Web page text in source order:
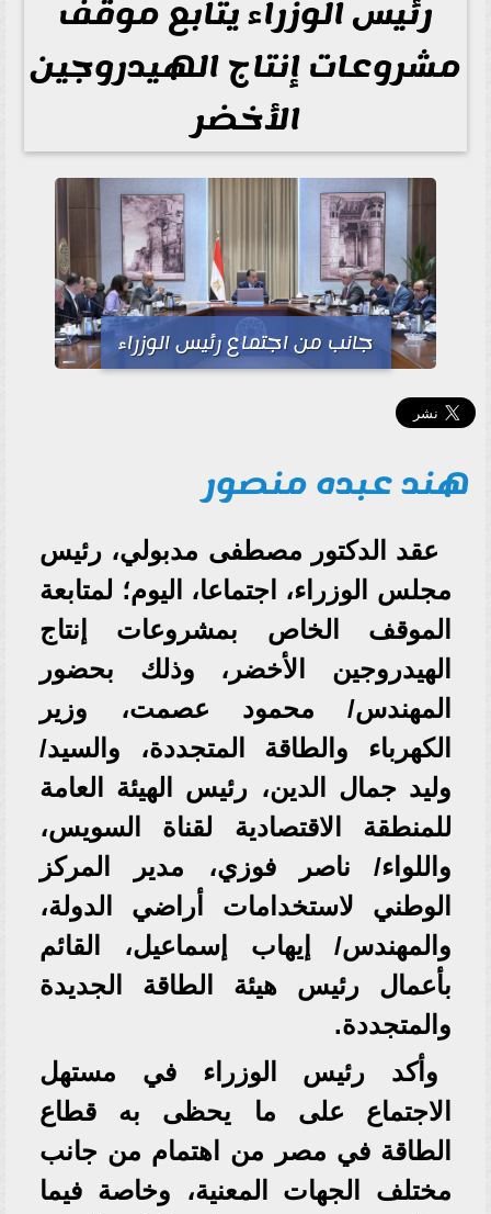
رئيس الوزراء يتابع موقف
مشروعات إنتاج الهيدروجين
الأخضر
جانب من اجتماع رئيس الوزراء
هند عبده منصور
عقد الدكتور مصطفى مدبولي، رئيس
مجلس الوزراء، اجتماعا، اليوم؛ لمتابعة
الموقف الخاص بمشروعات إنتاج
الهيدروجين الأخضر، وذلك بحضور
المهندس/ محمود عصمت، وزير
الكهرباء والطاقة المتجددة، والسيد/
وليد جمال الدين، رئيس الهيئة العامة
للمنطقة الاقتصادية لقناة السويس،
واللواء/ ناصر فوزي، مدير المركز
الوطني لاستخدامات أراضي الدولة،
والمهندس/ إيهاب إسماعيل، القائم
بأعمال رئيس هيئة الطاقة الجديدة
والمتجددة.
وأكد رئيس الوزراء في مستهل
الاجتماع على ما يحظى به قطاع
الطاقة في مصر من اهتمام من جانب
مختلف الجهات المعنية، وخاصة فيما